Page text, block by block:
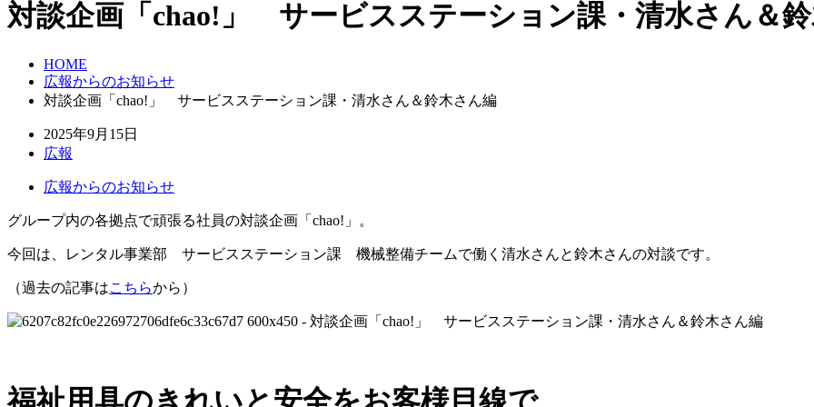
対談企画「chao!」 サービスステーション課・清水さん＆
HOME
広報からのお知らせ
対談企画「chao!」 サービスステーション課・清水さん＆鈴木さん編
2025年9月15日
広報
広報からのお知らせ
グループ内の各拠点で頑張る社員の対談企画「chao!」。
今回は、レンタル事業部 サービスステーション課 機械整備チームで働く清水さんと鈴木さんの対談です。
（過去の記事はこちらから）